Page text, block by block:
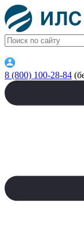
8 (800) 100-28-84